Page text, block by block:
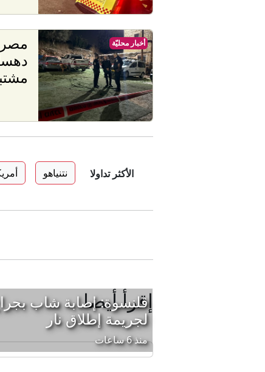
أخبار محليّة
الأكثر تداولا نتنياهو
إقرأ أيضا
قلنسوة: إصابة شاب
لجريمة إطلاق نار
منذ 6 ساعات